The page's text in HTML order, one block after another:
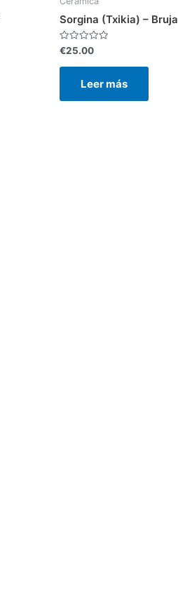
Sorgina (Txikia) – Bruja
Valorado
con
0
€25.00
Leer más